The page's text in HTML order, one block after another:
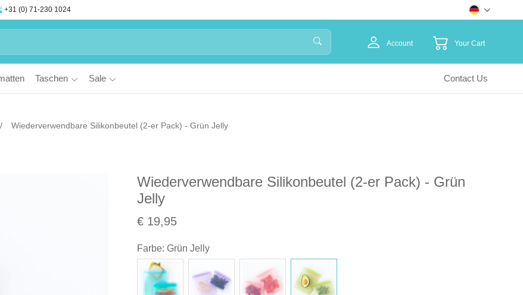
+31 (0) 71-230 1024
Account Your Cart
Taschen Sale Contact Us
Wiederverwendbare Silikonbeutel (2-er Pack) - Grün Jelly
Wiederverwendbare Silikonbeutel (2-er Pack) - Grün
Jelly
€ 19,95
Farbe: Grün Jelly